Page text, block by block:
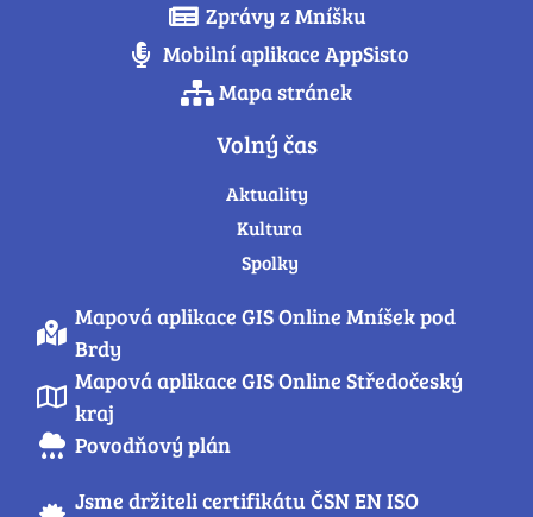
Zprávy z Mníšku
Mobilní aplikace AppSisto
Mapa stránek
Volný čas
Aktuality
Kultura
Spolky
Mapová aplikace GIS Online Mníšek pod
Brdy
Mapová aplikace GIS Online Středočeský
kraj
Povodňový plán
Jsme držiteli certifikátu ČSN EN ISO